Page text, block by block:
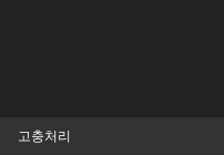
고충처리